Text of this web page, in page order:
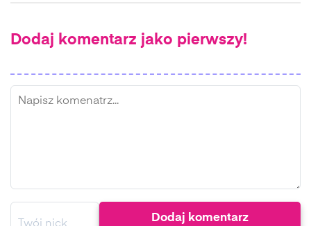
Dodaj komentarz jako pierwszy!